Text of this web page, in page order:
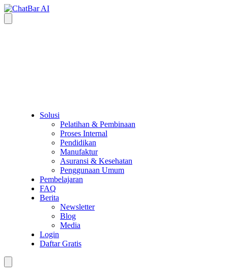
Solusi
Pelatihan & Pembinaan
Proses Internal
Pendidikan
Manufaktur
Asuransi & Kesehatan
Penggunaan Umum
Pembelajaran
FAQ
Berita
Newsletter
Blog
Media
Login
Daftar Gratis